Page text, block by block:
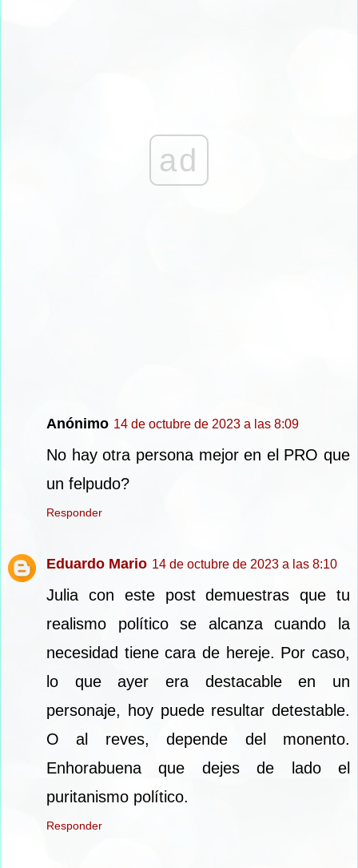
ad
Anónimo 14 de octubre de 2023 a las 8:09
No hay otra persona mejor en el PRO que
un felpudo?
Responder
Eduardo Mario 14 de octubre de 2023 a las 8:10
Julia con este post demuestras que tu
realismo político se alcanza cuando la
necesidad tiene cara de hereje. Por caso,
lo que ayer era destacable en un
personaje, hoy puede resultar detestable.
O al reves, depende del monento.
Enhorabuena que dejes de lado el
puritanismo político.
Responder